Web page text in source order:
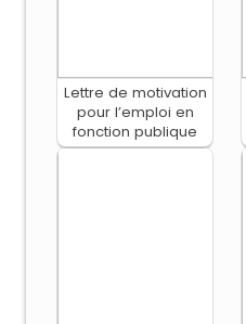
Lettre de motivation
pour l’emploi en
fonction publique